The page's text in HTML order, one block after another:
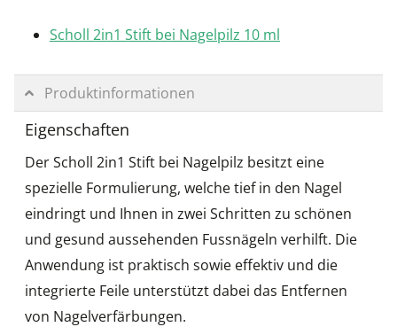
Scholl 2in1 Stift bei Nagelpilz 10 ml
Produktinformationen
Eigenschaften
Der Scholl 2in1 Stift bei Nagelpilz besitzt eine
spezielle Formulierung, welche tief in den Nagel
eindringt und Ihnen in zwei Schritten zu schönen
und gesund aussehenden Fussnägeln verhilft. Die
Anwendung ist praktisch sowie effektiv und die
integrierte Feile unterstützt dabei das Entfernen
von Nagelverfärbungen.